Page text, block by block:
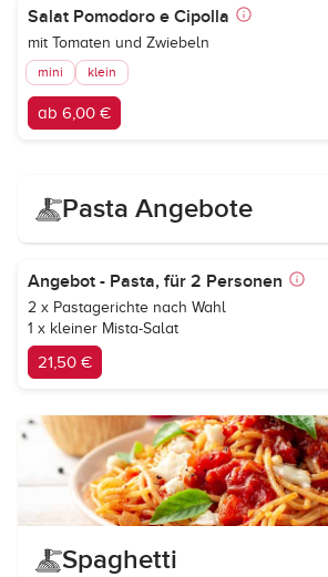
Salat Pomodoro e Cipolla
mit Tomaten und Zwiebeln
mini klein
ab 6,00 €
Pasta Angebote
Angebot - Pasta, für 2 Personen
2 x Pastagerichte nach Wahl
1 x kleiner Mista-Salat
21,50 €
Spaghetti